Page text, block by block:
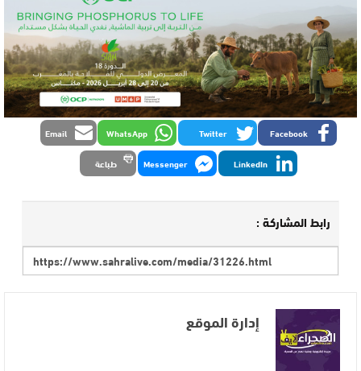
Facebook
Twitter
WhatsApp
Email
LinkedIn
Messenger طباعة
رابط المشاركة :
إدارة الموقع